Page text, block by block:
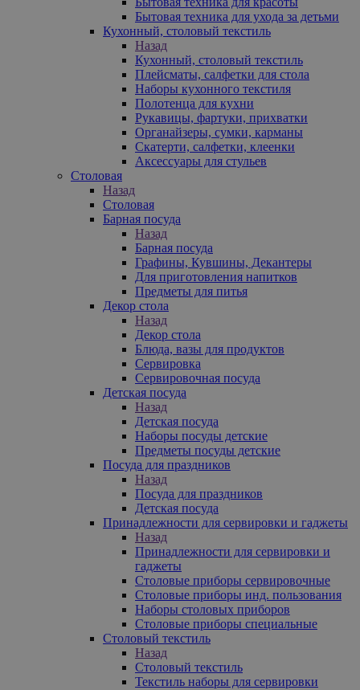
Бытовая техника для ухода за детьми
Кухонный, столовый текстиль
Назад
Кухонный, столовый текстиль
Плейсматы, салфетки для стола
Наборы кухонного текстиля
Полотенца для кухни
Рукавицы, фартуки, прихватки
Органайзеры, сумки, карманы
Скатерти, салфетки, клеенки
Аксессуары для стульев
Столовая
Назад
Столовая
Барная посуда
Назад
Барная посуда
Графины, Кувшины, Декантеры
Для приготовления напитков
Предметы для питья
Декор стола
Назад
Декор стола
Блюда, вазы для продуктов
Сервировка
Сервировочная посуда
Детская посуда
Назад
Детская посуда
Наборы посуды детские
Предметы посуды детские
Посуда для праздников
Назад
Посуда для праздников
Детская посуда
Принадлежности для сервировки и гаджеты
Назад
Принадлежности для сервировки и
гаджеты
Столовые приборы сервировочные
Столовые приборы инд. пользования
Наборы столовых приборов
Столовые приборы специальные
Столовый текстиль
Назад
Столовый текстиль
Текстиль наборы для сервировки